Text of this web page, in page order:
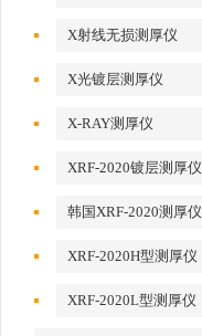
X射线无损测厚仪
X光镀层测厚仪
X-RAY测厚仪
XRF-2020镀层测厚仪
韩国XRF-2020测厚仪
XRF-2020H型测厚仪
XRF-2020L型测厚仪